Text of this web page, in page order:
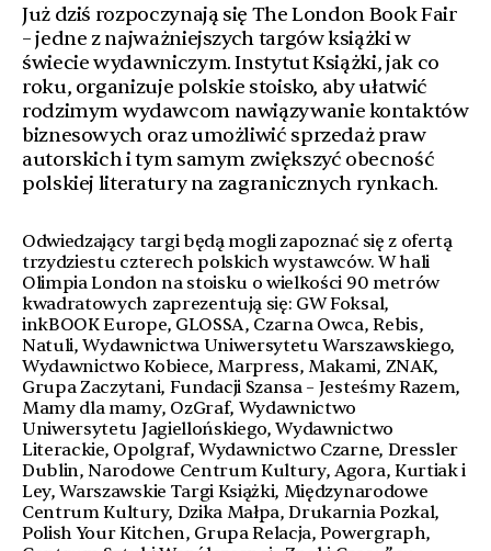
Już dziś rozpoczynają się The London Book Fair
– jedne z najważniejszych targów książki w
świecie wydawniczym. Instytut Książki, jak co
roku, organizuje polskie stoisko, aby ułatwić
rodzimym wydawcom nawiązywanie kontaktów
biznesowych oraz umożliwić sprzedaż praw
autorskich i tym samym zwiększyć obecność
polskiej literatury na zagranicznych rynkach.
Odwiedzający targi będą mogli zapoznać się z ofertą
trzydziestu czterech polskich wystawców. W hali
Olimpia London na stoisku o wielkości 90 metrów
kwadratowych zaprezentują się: GW Foksal,
inkBOOK Europe, GLOSSA, Czarna Owca, Rebis,
Natuli, Wydawnictwa Uniwersytetu Warszawskiego,
Wydawnictwo Kobiece, Marpress, Makami, ZNAK,
Grupa Zaczytani, Fundacji Szansa – Jesteśmy Razem,
Mamy dla mamy, OzGraf, Wydawnictwo
Uniwersytetu Jagiellońskiego, Wydawnictwo
Literackie, Opolgraf, Wydawnictwo Czarne, Dressler
Dublin, Narodowe Centrum Kultury, Agora, Kurtiak i
Ley, Warszawskie Targi Książki, Międzynarodowe
Centrum Kultury, Dzika Małpa, Drukarnia Pozkal,
Polish Your Kitchen, Grupa Relacja, Powergraph,